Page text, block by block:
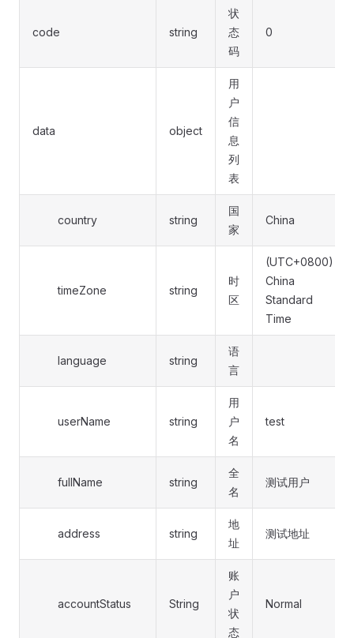
code string
状
态
码
0
data object
用
户
信
息
列
表
country string
国
家
China
timeZone string
时
区
(UTC+0800)
China
Standard
Time
language string
语
言
userName string
用
户
名
test
fullName string
全
名
测试用户
address string
地
址
测试地址
accountStatus String
账
户
状
态
Normal